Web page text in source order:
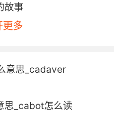
故事
these inseamhigh
还高的仙人掌
cactus is no
更多
意思_cadaver
思_cabot怎么读